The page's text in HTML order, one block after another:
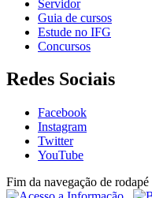
Servidor
Guia de cursos
Estude no IFG
Concursos
Redes Sociais
Facebook
Instagram
Twitter
YouTube
Fim da navegação de rodapé